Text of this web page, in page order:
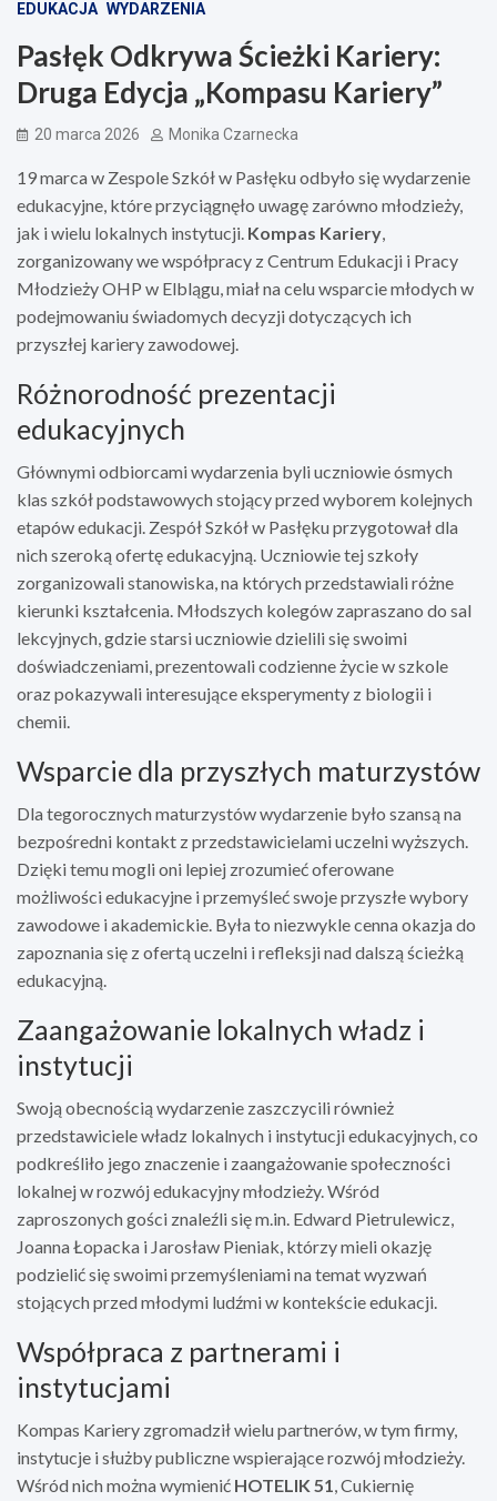
EDUKACJA WYDARZENIA
Pasłęk Odkrywa Ścieżki Kariery:
Druga Edycja „Kompasu Kariery”
20 marca 2026 Monika Czarnecka
19 marca w Zespole Szkół w Pasłęku odbyło się wydarzenie
edukacyjne, które przyciągnęło uwagę zarówno młodzieży,
jak i wielu lokalnych instytucji. Kompas Kariery,
zorganizowany we współpracy z Centrum Edukacji i Pracy
Młodzieży OHP w Elblągu, miał na celu wsparcie młodych w
podejmowaniu świadomych decyzji dotyczących ich
przyszłej kariery zawodowej.
Różnorodność prezentacji
edukacyjnych
Głównymi odbiorcami wydarzenia byli uczniowie ósmych
klas szkół podstawowych stojący przed wyborem kolejnych
etapów edukacji. Zespół Szkół w Pasłęku przygotował dla
nich szeroką ofertę edukacyjną. Uczniowie tej szkoły
zorganizowali stanowiska, na których przedstawiali różne
kierunki kształcenia. Młodszych kolegów zapraszano do sal
lekcyjnych, gdzie starsi uczniowie dzielili się swoimi
doświadczeniami, prezentowali codzienne życie w szkole
oraz pokazywali interesujące eksperymenty z biologii i
chemii.
Wsparcie dla przyszłych maturzystów
Dla tegorocznych maturzystów wydarzenie było szansą na
bezpośredni kontakt z przedstawicielami uczelni wyższych.
Dzięki temu mogli oni lepiej zrozumieć oferowane
możliwości edukacyjne i przemyśleć swoje przyszłe wybory
zawodowe i akademickie. Była to niezwykle cenna okazja do
zapoznania się z ofertą uczelni i refleksji nad dalszą ścieżką
edukacyjną.
Zaangażowanie lokalnych władz i
instytucji
Swoją obecnością wydarzenie zaszczycili również
przedstawiciele władz lokalnych i instytucji edukacyjnych, co
podkreśliło jego znaczenie i zaangażowanie społeczności
lokalnej w rozwój edukacyjny młodzieży. Wśród
zaproszonych gości znaleźli się m.in. Edward Pietrulewicz,
Joanna Łopacka i Jarosław Pieniak, którzy mieli okazję
podzielić się swoimi przemyśleniami na temat wyzwań
stojących przed młodymi ludźmi w kontekście edukacji.
Współpraca z partnerami i
instytucjami
Kompas Kariery zgromadził wielu partnerów, w tym firmy,
instytucje i służby publiczne wspierające rozwój młodzieży.
Wśród nich można wymienić HOTELIK 51, Cukiernię